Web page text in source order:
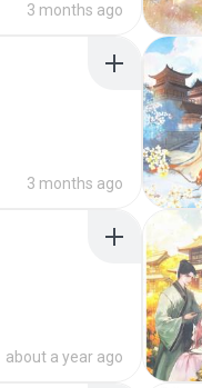
3 months ago
3 months ago
about a year ago